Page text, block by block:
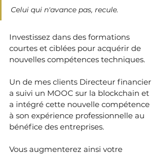
Celui qui n'avance pas, recule.
Investissez dans des formations
courtes et ciblées pour acquérir de
nouvelles compétences techniques.
Un de mes clients Directeur financier
a suivi un MOOC sur la blockchain et
a intégré cette nouvelle compétence
à son expérience professionnelle au
bénéfice des entreprises.
Vous augmenterez ainsi votre